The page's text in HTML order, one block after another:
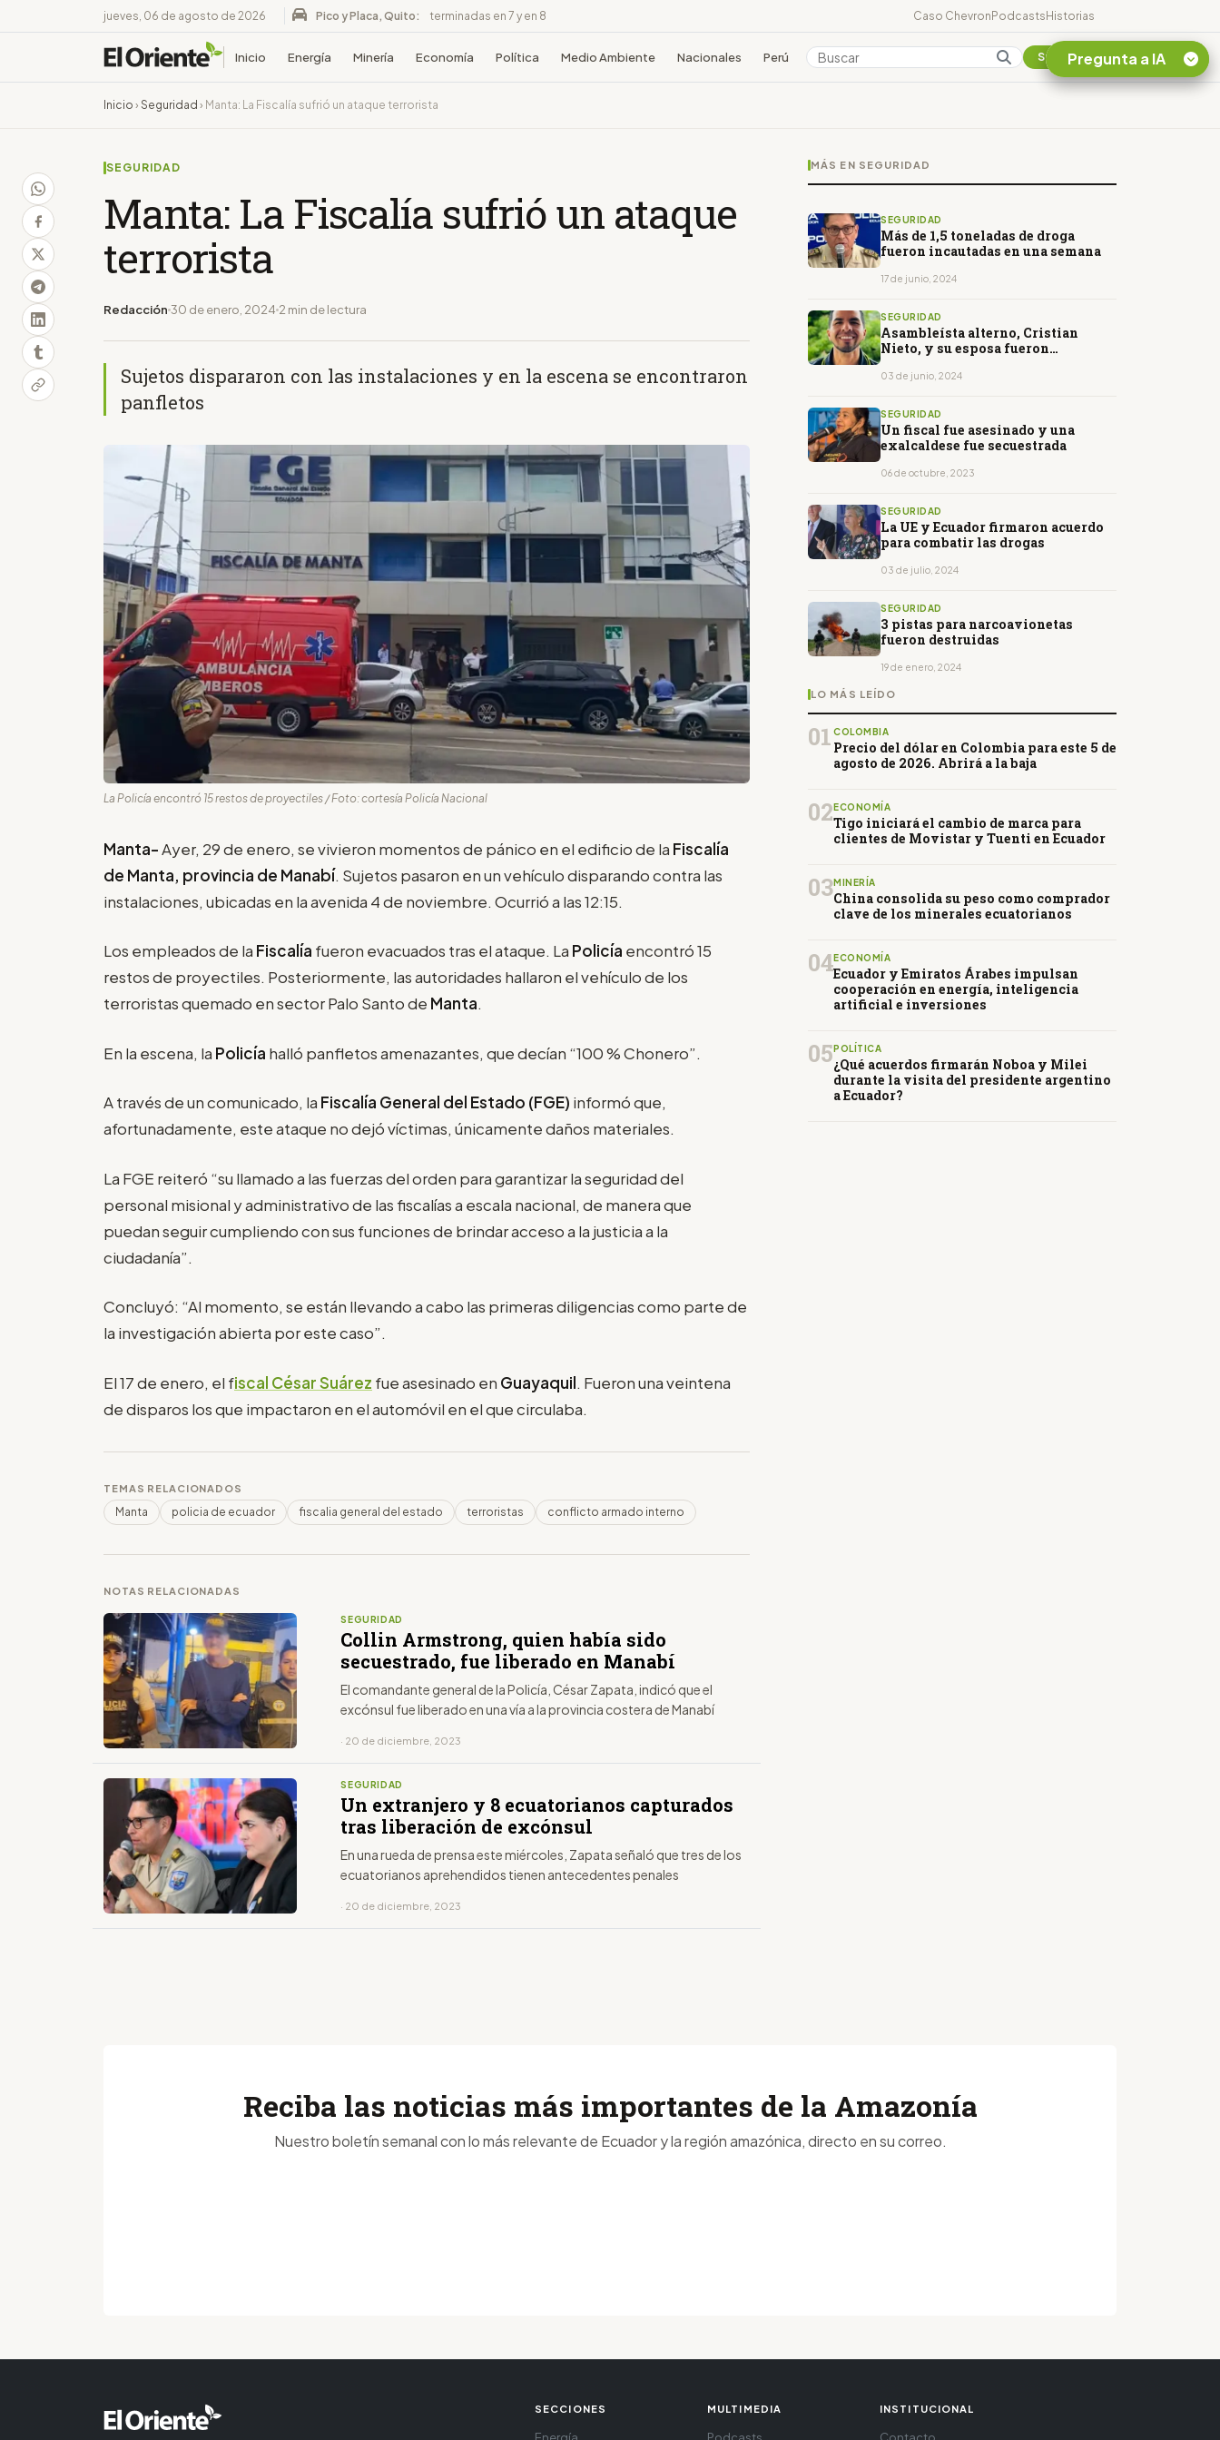
jueves, 06 de agosto de 2026 Pico y Placa, Quito: terminadas en 7 y en 8 Caso ChevronPodcastsHistorias
Inicio Energía Minería Economía Política Medio Ambiente Nacionales Perú Colombia Suscribirse
Inicio › Seguridad › Manta: La Fiscalía sufrió un ataque terrorista
SEGURIDAD
Manta: La Fiscalía sufrió un ataque
terrorista
Redacción 30 de enero, 2024 2 min de lectura
Sujetos dispararon con las instalaciones y en la escena se encontraron
panfletos
La Policía encontró 15 restos de proyectiles / Foto: cortesía Policía Nacional
Manta-Ayer, 29 de enero, se vivieron momentos de pánico en el edificio de la Fiscalía
de Manta, provincia de Manabí. Sujetos pasaron en un vehículo disparando contra las
instalaciones, ubicadas en la avenida 4 de noviembre. Ocurrió a las 12:15.
Los empleados de la Fiscalía fueron evacuados tras el ataque. La Policía encontró 15
restos de proyectiles. Posteriormente, las autoridades hallaron el vehículo de los
terroristas quemado en sector Palo Santo de Manta.
En la escena, la Policía halló panfletos amenazantes, que decían “100 % Chonero”.
A través de un comunicado, la Fiscalía General del Estado (FGE) informó que,
afortunadamente, este ataque no dejó víctimas, únicamente daños materiales.
La FGE reiteró “su llamado a las fuerzas del orden para garantizar la seguridad del
personal misional y administrativo de las fiscalías a escala nacional, de manera que
puedan seguir cumpliendo con sus funciones de brindar acceso a la justicia a la
ciudadanía”.
Concluyó: “Al momento, se están llevando a cabo las primeras diligencias como parte de
la investigación abierta por este caso”.
El 17 de enero, el fiscal César Suárez fue asesinado en Guayaquil. Fueron una veintena
de disparos los que impactaron en el automóvil en el que circulaba.
TEMAS RELACIONADOS
Manta policia de ecuador fiscalia general del estado terroristas conflicto armado interno
NOTAS RELACIONADAS
SEGURIDAD
Collin Armstrong, quien había sido
secuestrado, fue liberado en Manabí
El comandante general de la Policía, César Zapata, indicó que el
excónsul fue liberado en una vía a la provincia costera de Manabí
· 20 de diciembre, 2023
SEGURIDAD
Un extranjero y 8 ecuatorianos capturados
tras liberación de excónsul
En una rueda de prensa este miércoles, Zapata señaló que tres de los
ecuatorianos aprehendidos tienen antecedentes penales
· 20 de diciembre, 2023
MÁS EN SEGURIDAD
SEGURIDAD
Más de 1,5 toneladas de droga
fueron incautadas en una semana
17 de junio, 2024
SEGURIDAD
Asambleísta alterno, Cristian
Nieto, y su esposa fueron
03 de junio, 2024
SEGURIDAD
Un fiscal fue asesinado y una
exalcaldese fue secuestrada
06 de octubre, 2023
SEGURIDAD
La UE y Ecuador firmaron acuerdo
para combatir las drogas
03 de julio, 2024
SEGURIDAD
3 pistas para narcoavionetas
fueron destruidas
19 de enero, 2024
LO MÁS LEÍDO
01 COLOMBIA
Precio del dólar en Colombia para este 5 de
agosto de 2026. Abrirá a la baja
02 ECONOMÍA
Tigo iniciará el cambio de marca para
clientes de Movistar y Tuenti en Ecuador
03MINERÍA
China consolida su peso como comprador
clave de los minerales ecuatorianos
04ECONOMÍA
Ecuador y Emiratos Árabes impulsan
cooperación en energía, inteligencia
artificial e inversiones
05 POLÍTICA
¿Qué acuerdos firmarán Noboa y Milei
durante la visita del presidente argentino
a Ecuador?
Pregunta a IA
¿En que consiste la
Reciba las noticias más importantes de la Amazonía
Nuestro boletín semanal con lo más relevante de Ecuador y la región amazónica, directo en su correo.
SECCIONES MULTIMEDIA INSTITUCIONAL